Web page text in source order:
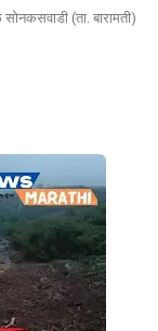
सोनकसवाडी (ता. बारामती)